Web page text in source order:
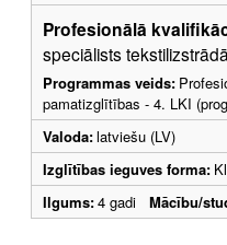
Profesionālā
speciālists
Programmas veids:
pamatizglītības - 4. LKI
Valoda:latviešu (LV)
Izglītības ieguves forma:
Ilgums:4 gadi Mācību/